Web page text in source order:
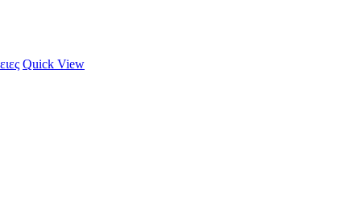
Quick View